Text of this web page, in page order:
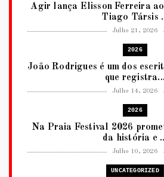
Agir lança Elisson Ferreira ao
Tiago Társis
Julho 21, 2026
2026
João Rodrigues é um dos
que registra...
Julho 14, 2026
2026
Na Praia Festival 2026
da história e
Julho 10, 2026
UNCATEGORIZED